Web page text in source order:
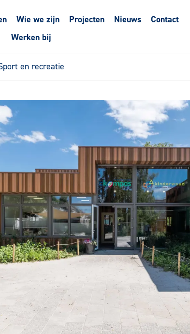
Wie we zijn Projecten Nieuws
Contact
Werken bij
en recreatie